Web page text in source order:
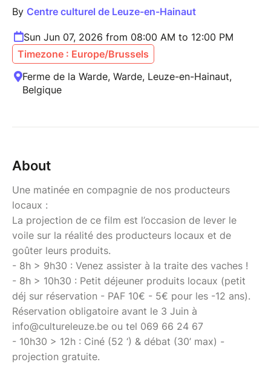
By Centre culturel de Leuze-en-Hainaut
Sun Jun 07, 2026 from 08:00 AM to 12:00 PM
Timezone : Europe/Brussels
Ferme de la Warde, Warde, Leuze-en-Hainaut,
Belgique
About
Une matinée en compagnie de nos producteurs
locaux :
La projection de ce film est l’occasion de lever le
voile sur la réalité des producteurs locaux et de
goûter leurs produits.
- 8h > 9h30 : Venez assister à la traite des vaches !
- 8h > 10h30 : Petit déjeuner produits locaux (petit
déj sur réservation - PAF 10€ - 5€ pour les -12 ans).
Réservation obligatoire avant le 3 Juin à
info@cultureleuze.be ou tel 069 66 24 67
- 10h30 > 12h : Ciné (52 ‘) & débat (30’ max) -
projection gratuite.